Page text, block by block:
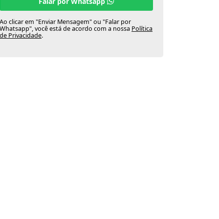
Ao clicar em "Enviar Mensagem" ou "Falar por
Whatsapp", você está de acordo com a nossa Política
de Privacidade.